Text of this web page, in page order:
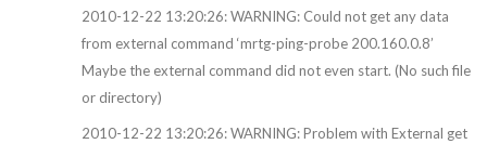
2010-12-22 13:20:26: WARNING: Could not get any data
from external command ‘mrtg-ping-probe 200.160.0.8’
Maybe the external command did not even start. (No such file
or directory)
2010-12-22 13:20:26: WARNING: Problem with External get